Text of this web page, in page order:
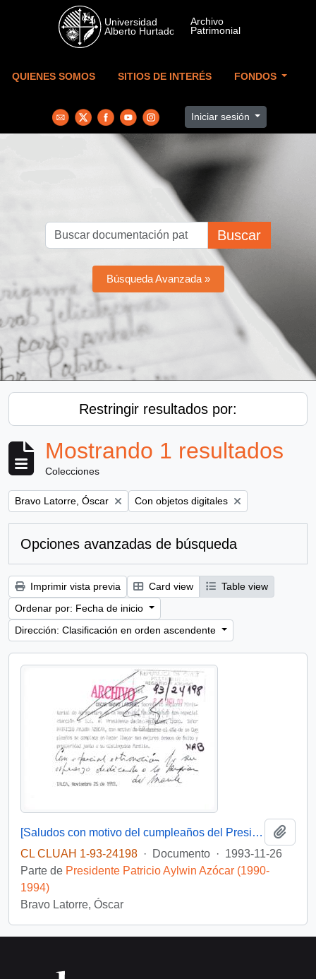
Skip to main content
QUIENES SOMOS SITIOS DE INTERÉS FONDOS
Iniciar sesión
Buscar
Búsqueda Avanzada »
Restringir resultados por:
Mostrando 1 resultados
Colecciones
Remove filter:
Bravo Latorre, Óscar Remove filter:
Con objetos digitales
Opciones avanzadas de búsqueda
Imprimir vista previa Card view
Table view
Ordenar por: Fecha de inicio
Dirección: Clasificación en orden ascendente
[Saludos con motivo del cumpleaños del Presidente]
CL CLUAH 1-93-24198 · Documento · 1993-11-26
Parte de Presidente Patricio Aylwin Azócar (1990-
1994)
Bravo Latorre, Óscar